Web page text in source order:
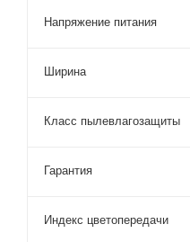
Напряжение питания
Ширина
Класс пылевлагозащиты
Гарантия
Индекс цветопередачи